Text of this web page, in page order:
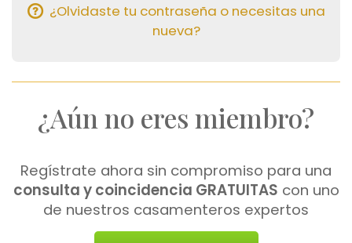
¿Olvidaste tu contraseña o necesitas una
nueva?
¿Aún no eres miembro?
Regístrate ahora sin compromiso para una
consulta y coincidencia GRATUITAS con uno
de nuestros casamenteros expertos